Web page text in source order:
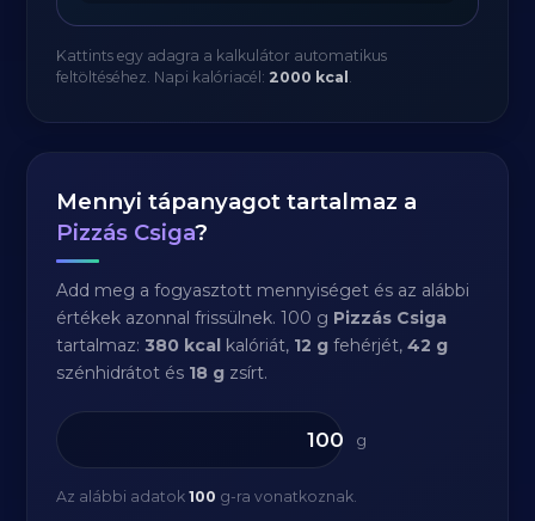
Kattints egy adagra a kalkulátor automatikus
feltöltéséhez. Napi kalóriacél: 2000 kcal .
Mennyi tápanyagot tartalmaz a
Pizzás Csiga?
Add meg a fogyasztott mennyiséget és az alábbi
értékek azonnal frissülnek. 100 g Pizzás Csiga
tartalmaz:380 kcal kalóriát, 12 g fehérjét,42 g
szénhidrátot és 18 g zsírt.
g
Az alábbi adatok100 g-ra vonatkoznak.